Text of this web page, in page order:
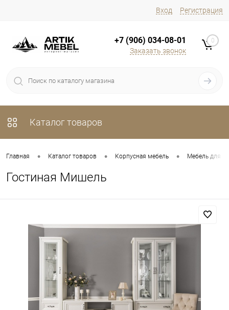
Вход Регистрация
+7 (906) 034-08-01
Заказать звонок
0
Каталог товаров
Главная • Каталог товаров • Корпусная мебель • Мебель для
Гостиная Мишель